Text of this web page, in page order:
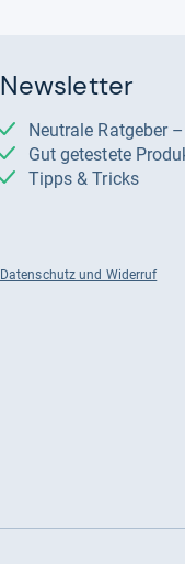
Newsletter
Neutrale
Gut getestete
Tipps & Tricks
Datenschutz und Widerruf